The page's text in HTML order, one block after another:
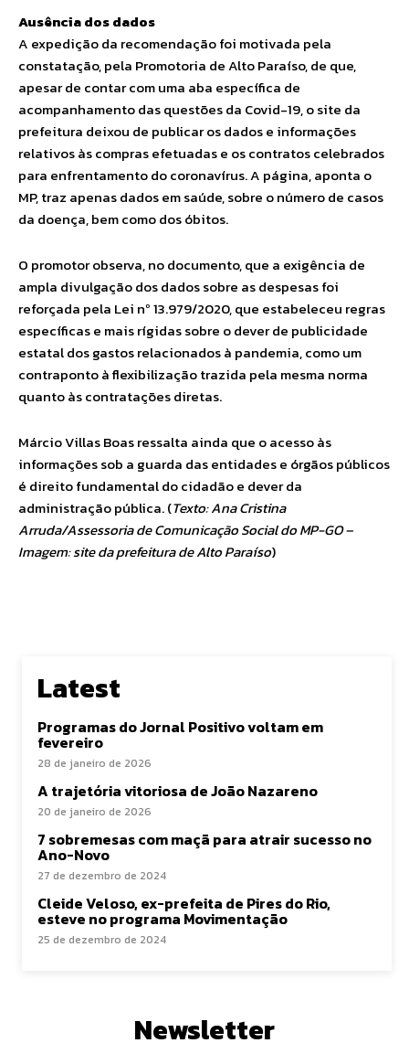
Ausência dos dados
A expedição da recomendação foi motivada pela
constatação, pela Promotoria de Alto Paraíso, de que,
apesar de contar com uma aba específica de
acompanhamento das questões da Covid-19, o site da
prefeitura deixou de publicar os dados e informações
relativos às compras efetuadas e os contratos celebrados
para enfrentamento do coronavírus. A página, aponta o
MP, traz apenas dados em saúde, sobre o número de casos
da doença, bem como dos óbitos.
O promotor observa, no documento, que a exigência de
ampla divulgação dos dados sobre as despesas foi
reforçada pela Lei nº 13.979/2020, que estabeleceu regras
específicas e mais rígidas sobre o dever de publicidade
estatal dos gastos relacionados à pandemia, como um
contraponto à flexibilização trazida pela mesma norma
quanto às contratações diretas.
Márcio Villas Boas ressalta ainda que o acesso às
informações sob a guarda das entidades e órgãos públicos
é direito fundamental do cidadão e dever da
administração pública. (Texto: Ana Cristina
Arruda/Assessoria de Comunicação Social do MP-GO –
Imagem: site da prefeitura de Alto Paraíso)
Latest
Programas do Jornal Positivo voltam em
fevereiro
28 de janeiro de 2026
A trajetória vitoriosa de João Nazareno
20 de janeiro de 2026
7 sobremesas com maçã para atrair sucesso no
Ano-Novo
27 de dezembro de 2024
Cleide Veloso, ex-prefeita de Pires do Rio,
esteve no programa Movimentação
25 de dezembro de 2024
Newsletter